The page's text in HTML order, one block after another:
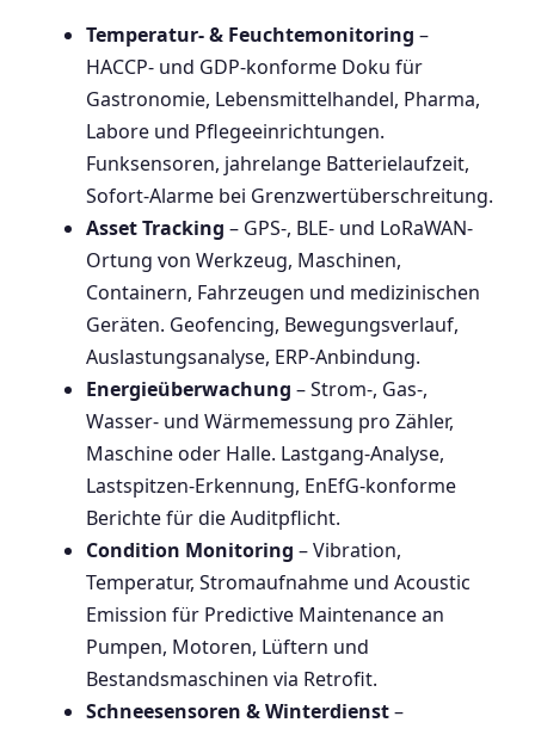
Temperatur- & Feuchtemonitoring –
HACCP- und GDP-konforme Doku für
Gastronomie, Lebensmittelhandel, Pharma,
Labore und Pflegeeinrichtungen.
Funksensoren, jahrelange Batterielaufzeit,
Sofort-Alarme bei Grenzwertüberschreitung.
Asset Tracking – GPS-, BLE- und LoRaWAN-
Ortung von Werkzeug, Maschinen,
Containern, Fahrzeugen und medizinischen
Geräten. Geofencing, Bewegungsverlauf,
Auslastungsanalyse, ERP-Anbindung.
Energieüberwachung – Strom-, Gas-,
Wasser- und Wärmemessung pro Zähler,
Maschine oder Halle. Lastgang-Analyse,
Lastspitzen-Erkennung, EnEfG-konforme
Berichte für die Auditpflicht.
Condition Monitoring – Vibration,
Temperatur, Stromaufnahme und Acoustic
Emission für Predictive Maintenance an
Pumpen, Motoren, Lüftern und
Bestandsmaschinen via Retrofit.
Schneesensoren & Winterdienst–